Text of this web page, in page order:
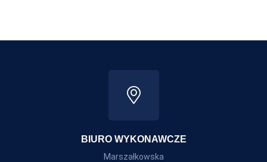
BIURO WYKONAWCZE
Marszałkowska